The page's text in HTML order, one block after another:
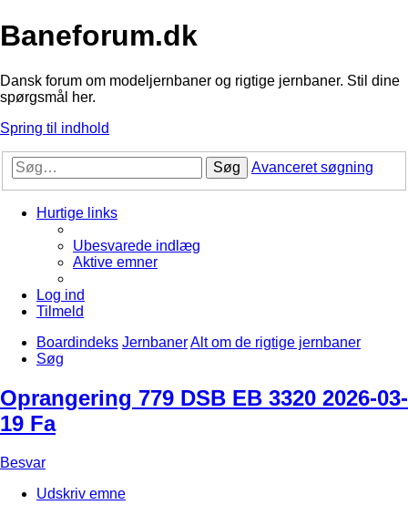
Baneforum.dk
Dansk forum om modeljernbaner og rigtige jernbaner. Stil dine
spørgsmål her.
Spring til indhold
Søg Avanceret søgning
Hurtige links
Ubesvarede indlæg
Aktive emner
Log ind
Tilmeld
Boardindeks JernbanerAlt om de rigtige jernbaner
Søg
Oprangering 779 DSB EB 3320 2026-03-
19 Fa
Besvar
Udskriv emne